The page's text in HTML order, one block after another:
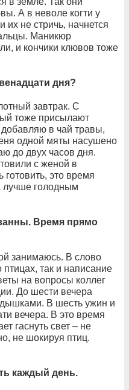
А в неволе когти у
их не стричь, начнется
Маникюр
и кончики клювов тоже
дня?
завтрак. С
тоже присылают
в чай травы,
одной мяты насушено
до двух часов дня.
с женой в
это время
лучше голодным
Время прямо
занимаюсь. В слово
птицах, так и написание
на вопросы коллег
До шести вечера
В шесть ужин и
вечера. В это время
гаснуть свет – не
не шокируя птиц.
каждый день.